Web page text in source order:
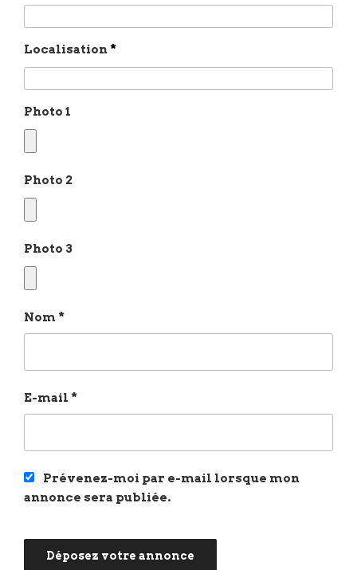
Localisation*
Photo 1
Photo 2
Photo 3
Nom *
E-mail *
Prévenez-moi par e-mail lorsque mon
annonce sera publiée.